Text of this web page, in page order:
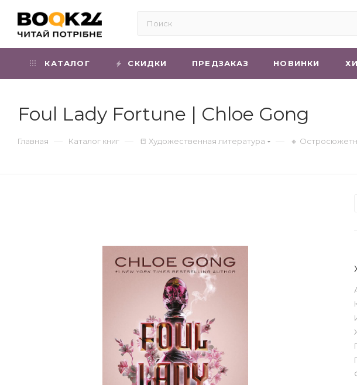
КАТАЛОГ СКИДКИ ПРЕДЗАКАЗ НОВИНКИ
Foul Lady Fortune | Chloe Gong
Главная — Каталог книг — 📒 Художественная литература — 🔸